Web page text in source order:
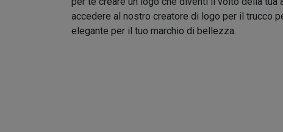
accedere al nostro creatore di logo per il trucco
elegante per il tuo marchio di bellezza.